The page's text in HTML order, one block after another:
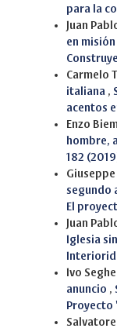
para la
Juan
en misión
Carmelo
italiana ,
acentos
Enzo
hombre,
182
segundo
El
Juan
Iglesia
Ivo
anuncio ,
Proyecto
Salvatore